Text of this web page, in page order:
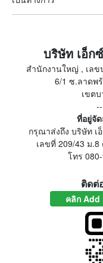
บริษัท เอ็ก
สำนักงานใหญ่ , เลข
6/1 ซ.ลาดพ
เขต
ที่อยู่จั
กรุณาส่งถึง บริษัท เ
เลขที่ 209/43 ม
โทร
ติดต่
คลิก Add